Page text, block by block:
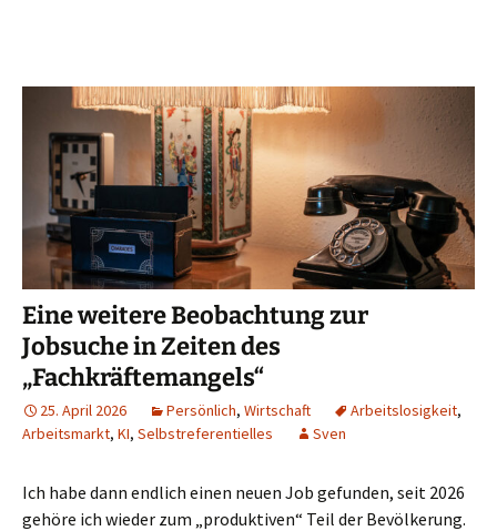
Eine weitere Beobachtung zur
Jobsuche in Zeiten des
„Fachkräftemangels“
25. April 2026 Persönlich, Wirtschaft Arbeitslosigkeit,
Arbeitsmarkt, KI, Selbstreferentielles Sven
Ich habe dann endlich einen neuen Job gefunden, seit 2026
gehöre ich wieder zum „produktiven“ Teil der Bevölkerung.